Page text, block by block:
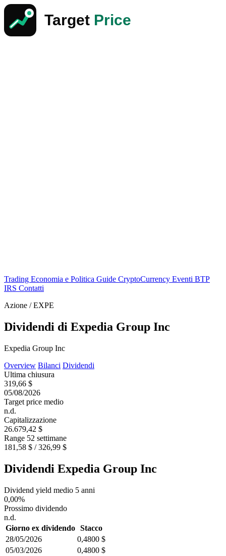
Trading Economia e Politica Guide CryptoCurrency Eventi BTP
IRS Contatti
Azione / EXPE
Dividendi di Expedia Group Inc
Expedia Group Inc
Overview Bilanci Dividendi
Ultima chiusura
319,66 $
05/08/2026
Target price medio
n.d.
Capitalizzazione
26.679,42 $
Range 52 settimane
181,58 $ / 326,99 $
Dividendi Expedia Group Inc
Dividend yield medio 5 anni
0,00%
Prossimo dividendo
n.d.
Giorno ex dividendo Stacco
28/05/2026
0,4800 $
05/03/2026
0,4800 $